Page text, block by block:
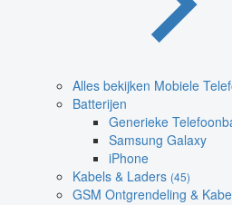
Alles bekijken Mobiele
Batterijen
Generieke
Samsung Galaxy
iPhone
Kabels & Laders (45)
GSM Ontgrendeling &